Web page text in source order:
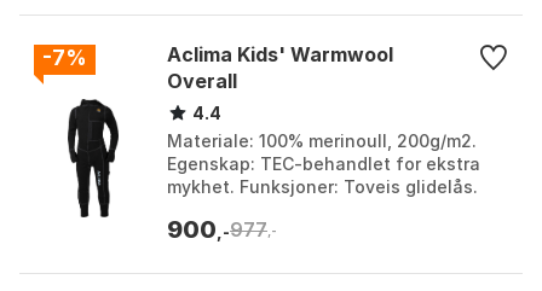
-7%
Aclima Kids' Warmwool
Overall
4.4
Materiale: 100% merinoull, 200g/m2.
Egenskap: TEC-behandlet for ekstra
mykhet. Funksjoner: Toveis glidelås.
som alpint o...
900 ,-977,-